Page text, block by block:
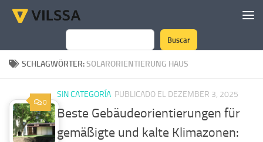
Zum Inhalt springen
Suchen
Buscar
SCHLAGWÖRTER:SOLARORIENTIERUNG HAUS
0
SIN CATEGORÍA PUBLICADO EL DEZEMBER 3, 2025
Beste Gebäudeorientierungen für
gemäßigte und kalte Klimazonen: